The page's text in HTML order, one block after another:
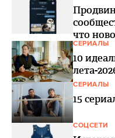
что
СЕРИАЛЫ
10
лета-
СЕРИАЛЫ
15
СОЦСЕТИ